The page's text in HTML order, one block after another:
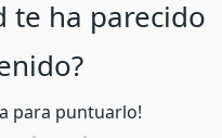
te ha parecido
para puntuarlo!